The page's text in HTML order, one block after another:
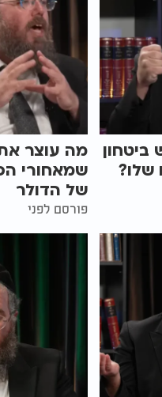
ביטחון
מה עוצר
שמאחורי
של הדולר
פורסם לפני